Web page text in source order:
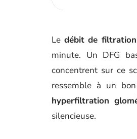
Le débit de
minute. Un DFG
concentrent sur ce
ressemble à un
hyperfiltration
silencieuse.